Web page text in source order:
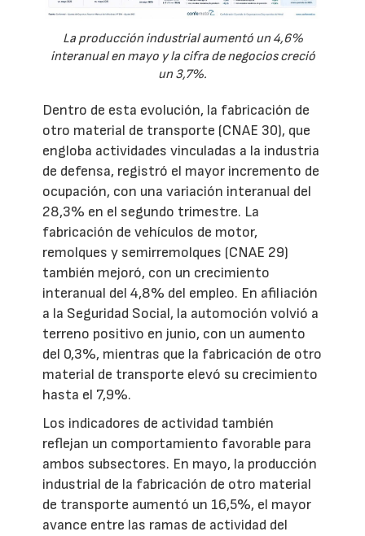
La producción industrial aumentó un 4,6%
interanual en mayo y la cifra de negocios creció
un 3,7%.
Dentro de esta evolución, la fabricación de
otro material de transporte (CNAE 30), que
engloba actividades vinculadas a la industria
de defensa, registró el mayor incremento de
ocupación, con una variación interanual del
28,3% en el segundo trimestre. La
fabricación de vehículos de motor,
remolques y semirremolques (CNAE 29)
también mejoró, con un crecimiento
interanual del 4,8% del empleo. En afiliación
a la Seguridad Social, la automoción volvió a
terreno positivo en junio, con un aumento
del 0,3%, mientras que la fabricación de otro
material de transporte elevó su crecimiento
hasta el 7,9%.
Los indicadores de actividad también
reflejan un comportamiento favorable para
ambos subsectores. En mayo, la producción
industrial de la fabricación de otro material
de transporte aumentó un 16,5%, el mayor
avance entre las ramas de actividad del